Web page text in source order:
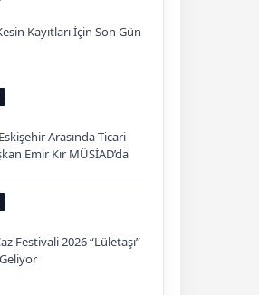
Kayıtları İçin Son Gün
Arasında Ticari
Emir Kır MÜSİAD’da
Festivali 2026 “Lületaşı”